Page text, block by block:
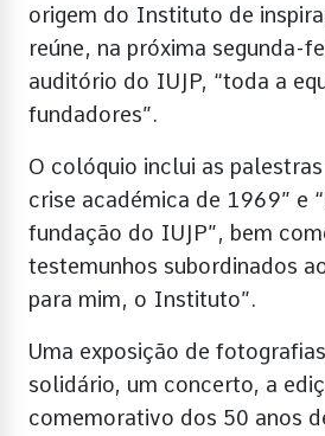
origem do Instituto de
reúne, na próxima segunda-
auditório do IUJP, “toda a
fundadores”.
O colóquio inclui as palestras
crise académica de 1969” e
fundação do IUJP”, bem
testemunhos subordinados
para mim, o Instituto”.
Uma exposição de
solidário, um concerto, a
comemorativo dos 50 anos